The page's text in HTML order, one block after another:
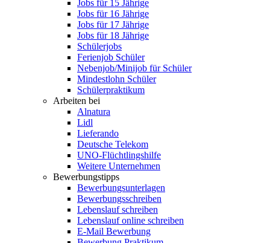
Jobs für 15 Jährige
Jobs für 16 Jährige
Jobs für 17 Jährige
Jobs für 18 Jährige
Schülerjobs
Ferienjob Schüler
Nebenjob/Minijob für Schüler
Mindestlohn Schüler
Schülerpraktikum
Arbeiten bei
Alnatura
Lidl
Lieferando
Deutsche Telekom
UNO-Flüchtlingshilfe
Weitere Unternehmen
Bewerbungstipps
Bewerbungsunterlagen
Bewerbungsschreiben
Lebenslauf schreiben
Lebenslauf online schreiben
E-Mail Bewerbung